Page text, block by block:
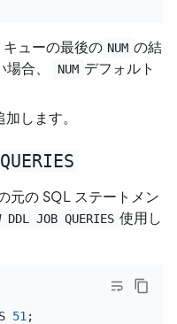
ューの最後の NUM の結
合、
NUM デフォルト
します。
元の SQL ステートメン
DDL JOB QUERIES 使用し
51